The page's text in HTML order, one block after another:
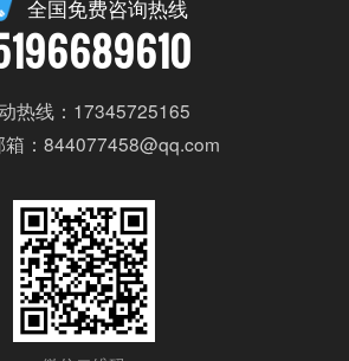
全国免费咨询热线
热线：17345725165
箱：844077458@qq.com